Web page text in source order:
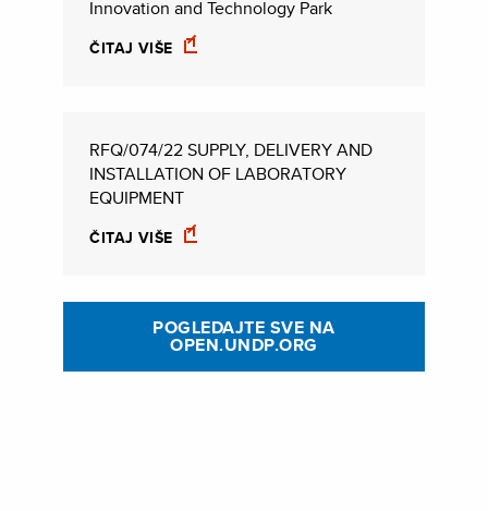
Innovation and Technology Park
ČITAJ VIŠE
RFQ/074/22 SUPPLY, DELIVERY AND
INSTALLATION OF LABORATORY
EQUIPMENT
ČITAJ VIŠE
POGLEDAJTE SVE NA
OPEN.UNDP.ORG